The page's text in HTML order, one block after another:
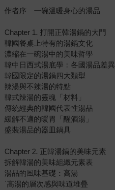
作者序 一碗溫暖身心的湯品
Chapter 1. 打開正韓湯鍋的大門
韓國餐桌上特有的湯鍋文化
濃縮在一碗湯中的美味哲學
韓中日西式湯底學：各國湯品差異
韓國限定的湯鍋四大類型
辣湯與不辣湯的特點
韓式辣湯的靈魂「材料」
傳統經典的韓國代表性湯品
緩解不適的暖胃「醒酒湯」
盛裝湯品的器皿鍋具
Chapter 2. 正韓湯鍋的美味元素
拆解韓湯的美味組織元素表
湯品的風味基礎：高湯
˙高湯的層次感與味道堆疊